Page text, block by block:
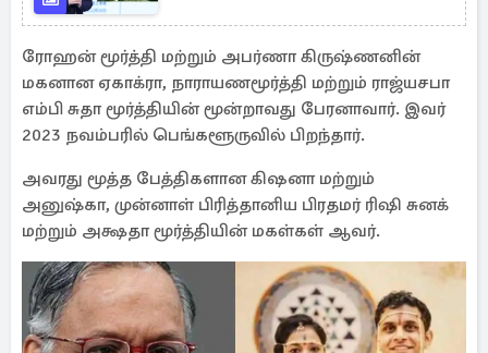
ரோஹன் மூர்த்தி மற்றும் அபர்ணா கிருஷ்ணனின்
மகனான ஏகாக்ரா, நாராயணமூர்த்தி மற்றும் ராஜ்யசபா
எம்பி சுதா மூர்த்தியின் மூன்றாவது பேரனாவார். இவர்
2023 நவம்பரில் பெங்களூருவில் பிறந்தார்.
அவரது மூத்த பேத்திகளான கிஷனா மற்றும்
அனுஷ்கா, முன்னாள் பிரித்தானிய பிரதமர் ரிஷி சுனக்
மற்றும் அக்ஷதா மூர்த்தியின் மகள்கள் ஆவர்.